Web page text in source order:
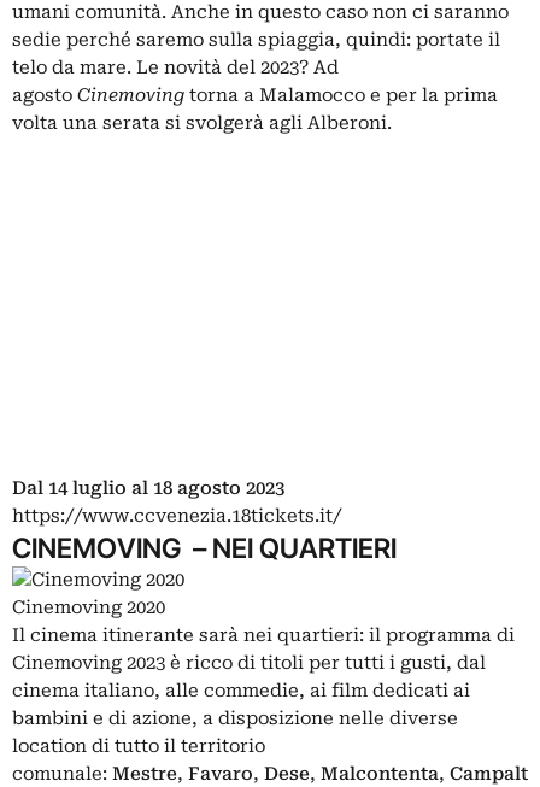
umani comunità. Anche in questo caso non ci saranno
sedie perché saremo sulla spiaggia, quindi: portate il
telo da mare. Le novità del 2023? Ad
agosto Cinemoving torna a Malamocco e per la prima
volta una serata si svolgerà agli Alberoni.
Dal 14 luglio al 18 agosto 2023
https://www.ccvenezia.18tickets.it/
CINEMOVING – NEI QUARTIERI
Cinemoving 2020
Il cinema itinerante sarà nei quartieri: il programma di
Cinemoving 2023 è ricco di titoli per tutti i gusti, dal
cinema italiano, alle commedie, ai film dedicati ai
bambini e di azione, a disposizione nelle diverse
location di tutto il territorio
comunale: Mestre, Favaro, Dese, Malcontenta, Campalt